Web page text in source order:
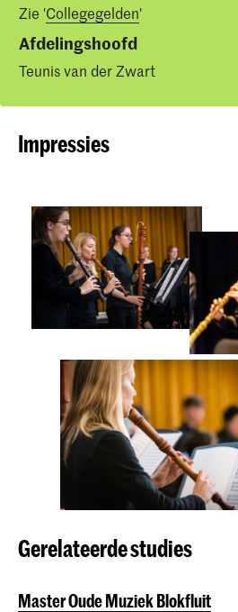
Zie 'Collegegelden'
Afdelingshoofd
Teunis van der Zwart
Impressies
Gerelateerde studies
Master Oude Muziek Blokfluit